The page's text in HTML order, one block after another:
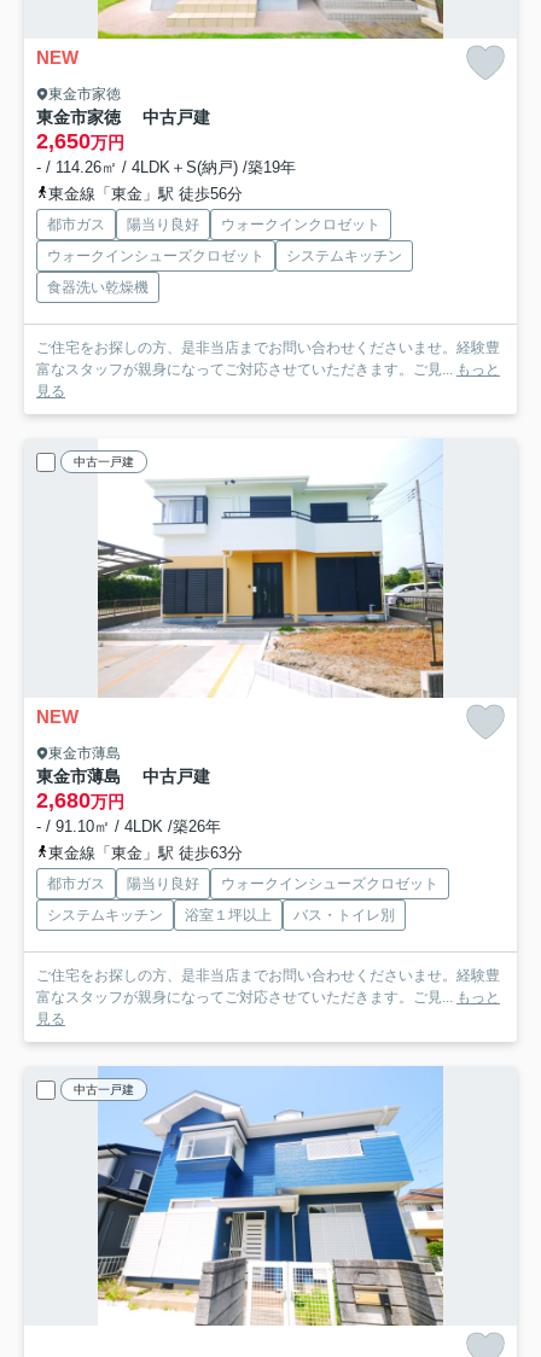
NEW
東金市家徳
東金市家徳 中古戸建
2,650万円
- / 114.26㎡ / 4LDK＋S(納戸) /築19年
東金線「東金」駅 徒歩56分
都市ガス 陽当り良好
ウォークインクロゼット
ウォークインシューズクロゼット
システムキッチン
食器洗い乾燥機
ご住宅をお探しの方、是非当店までお問い合わせくださいませ。経験豊
富なスタッフが親身になってご対応させていただきます。ご見... もっと
見る
中古一戸建
NEW
東金市薄島
東金市薄島 中古戸建
2,680万円
- / 91.10㎡ / 4LDK /築26年
東金線「東金」駅 徒歩63分
都市ガス 陽当り良好
ウォークインシューズクロゼット
システムキッチン
浴室１坪以上 バス・トイレ別
ご住宅をお探しの方、是非当店までお問い合わせくださいませ。経験豊
富なスタッフが親身になってご対応させていただきます。ご見... もっと
見る
中古一戸建